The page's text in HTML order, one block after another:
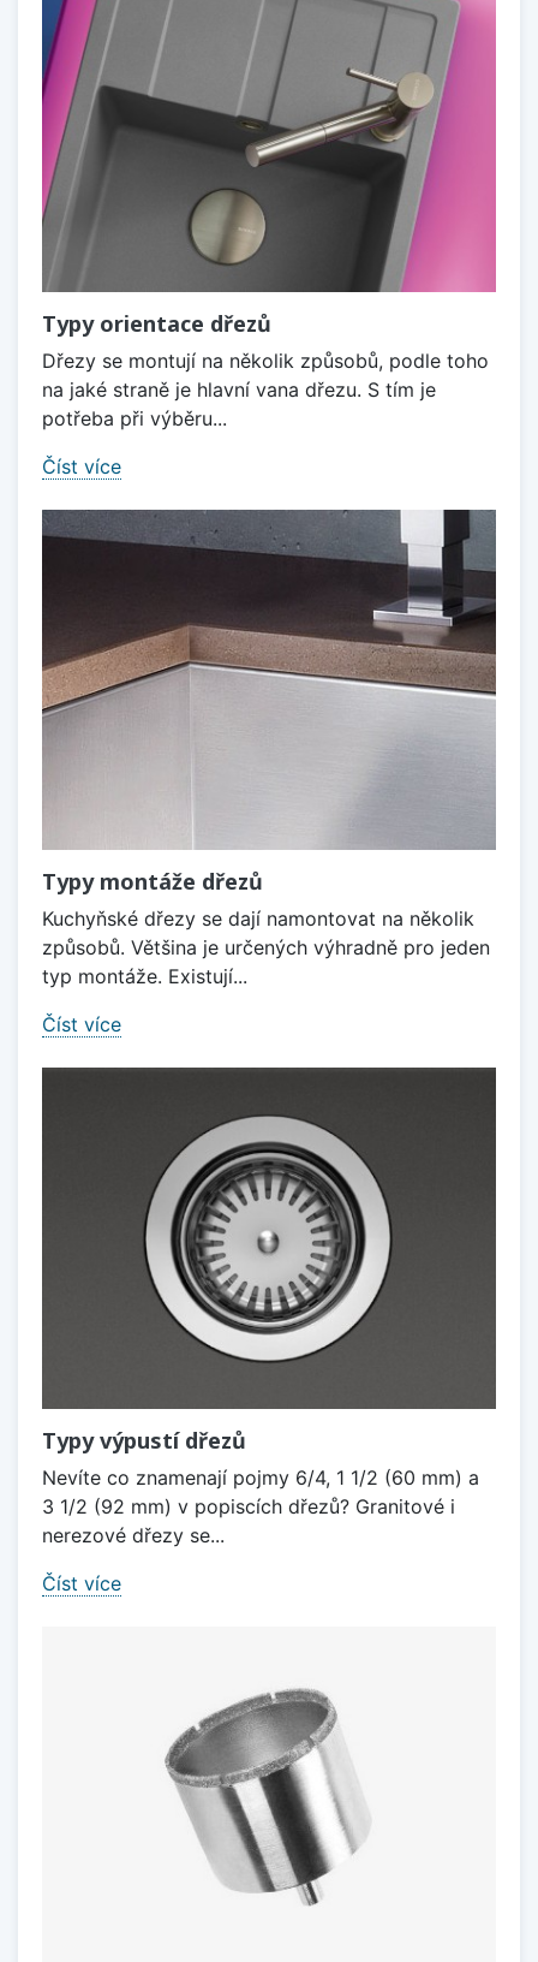
Typy orientace dřezů
Dřezy se montují na několik způsobů, podle toho
na jaké straně je hlavní vana dřezu. S tím je
potřeba při výběru...
Číst více
Typy montáže dřezů
Kuchyňské dřezy se dají namontovat na několik
způsobů. Většina je určených výhradně pro jeden
typ montáže. Existují...
Číst více
Typy výpustí dřezů
Nevíte co znamenají pojmy 6/4, 1 1/2 (60 mm) a
3 1/2 (92 mm) v popiscích dřezů? Granitové i
nerezové dřezy se...
Číst více